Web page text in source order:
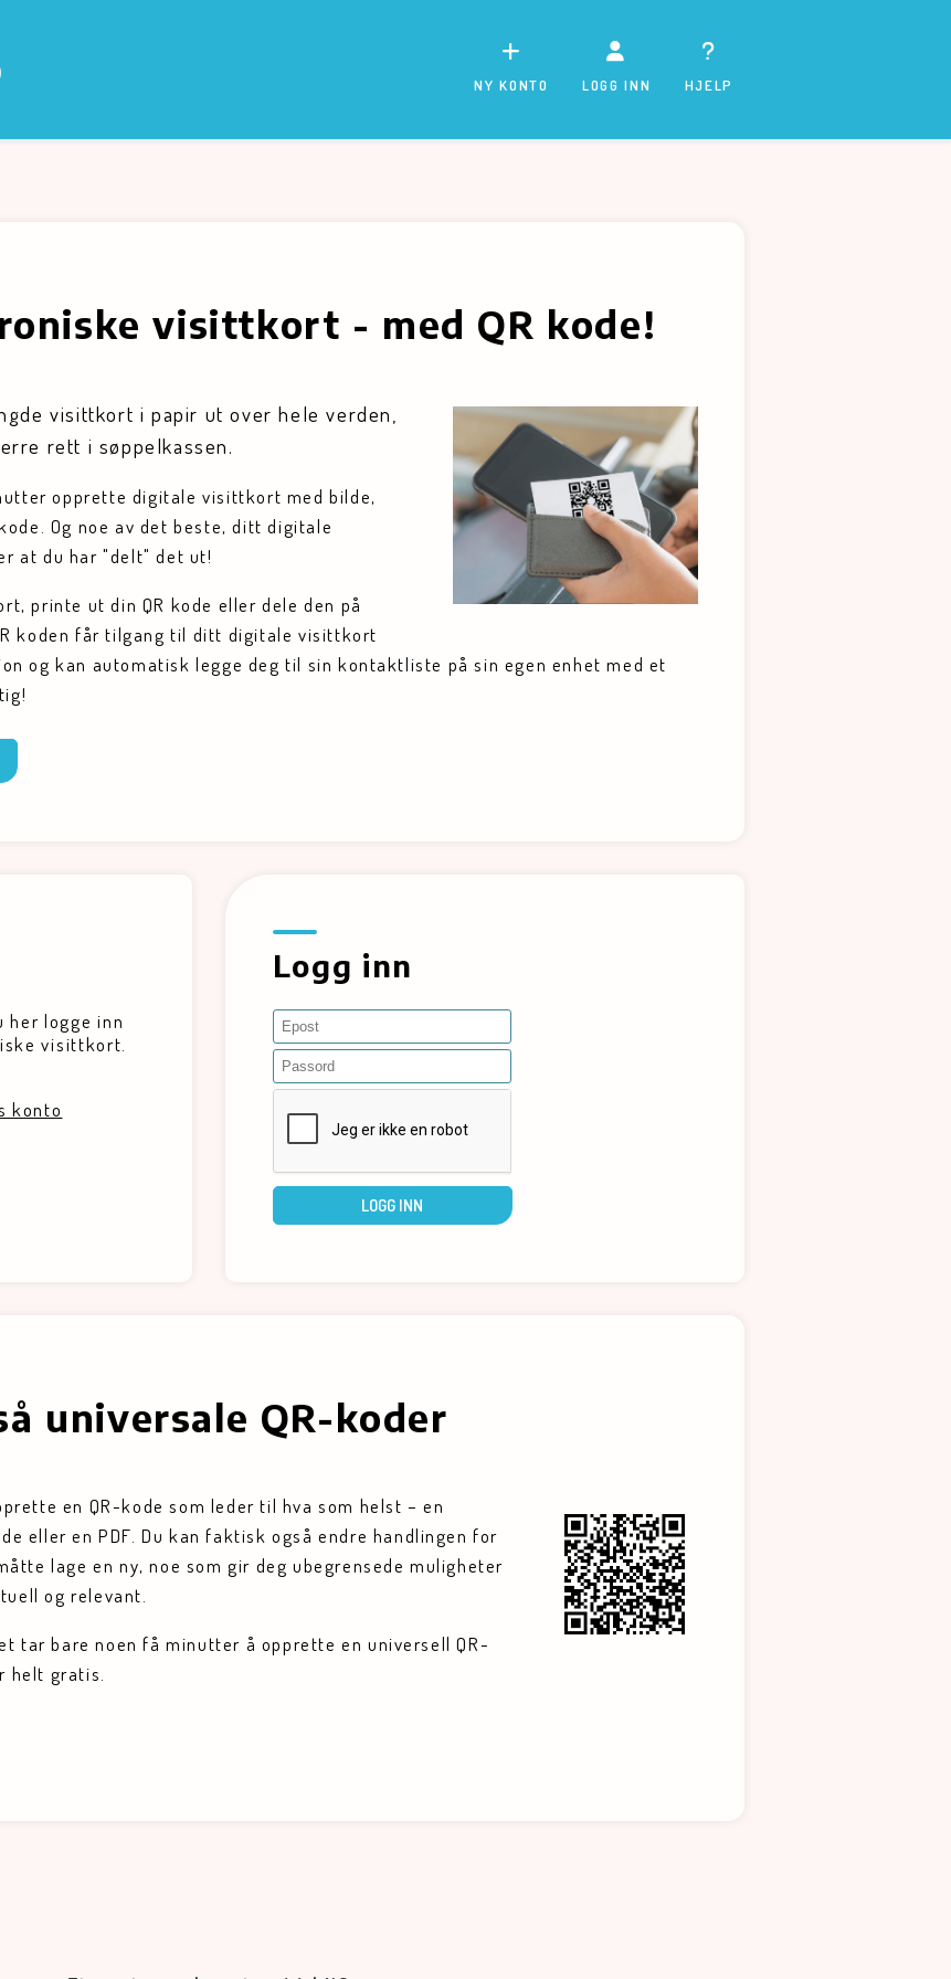
NY KONTO LOGG INN HJELP
visittkort - med QR kode!
visittkort i papir ut over hele verden,
rett i søppelkassen.
opprette digitale visittkort med bilde,
Og noe av det beste, ditt digitale
at du har "delt" det ut!
printe ut din QR kode eller dele den på
koden får tilgang til ditt digitale visittkort
og kan automatisk legge deg til sin kontaktliste på sin egen enhet med et
her logge inn
visittkort.
konto
Logg inn
LOGG INN
universale QR-koder
en QR-kode som leder til hva som helst – en
eller en PDF. Du kan faktisk også endre handlingen for
lage en ny, noe som gir deg ubegrensede muligheter
og relevant.
tar bare noen få minutter å opprette en universell QR-
helt gratis.